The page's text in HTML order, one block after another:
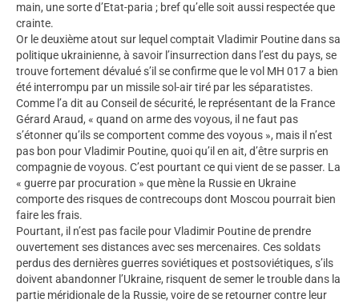
main, une sorte d’Etat-paria ; bref qu’elle soit aussi respectée que
crainte.
Or le deuxième atout sur lequel comptait Vladimir Poutine dans sa
politique ukrainienne, à savoir l’insurrection dans l’est du pays, se
trouve fortement dévalué s’il se confirme que le vol MH 017 a bien
été interrompu par un missile sol-air tiré par les séparatistes.
Comme l’a dit au Conseil de sécurité, le représentant de la France
Gérard Araud, « quand on arme des voyous, il ne faut pas
s’étonner qu’ils se comportent comme des voyous », mais il n’est
pas bon pour Vladimir Poutine, quoi qu’il en ait, d’être surpris en
compagnie de voyous. C’est pourtant ce qui vient de se passer. La
« guerre par procuration » que mène la Russie en Ukraine
comporte des risques de contrecoups dont Moscou pourrait bien
faire les frais.
Pourtant, il n’est pas facile pour Vladimir Poutine de prendre
ouvertement ses distances avec ses mercenaires. Ces soldats
perdus des dernières guerres soviétiques et postsoviétiques, s’ils
doivent abandonner l’Ukraine, risquent de semer le trouble dans la
partie méridionale de la Russie, voire de se retourner contre leur